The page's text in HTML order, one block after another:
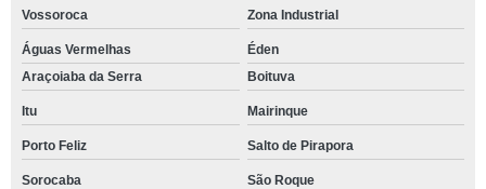
Vossoroca Zona Industrial
Águas Vermelhas
Éden
Araçoiaba da Serra
Boituva
Itu Mairinque
Porto Feliz Salto de Pirapora
Sorocaba São Roque